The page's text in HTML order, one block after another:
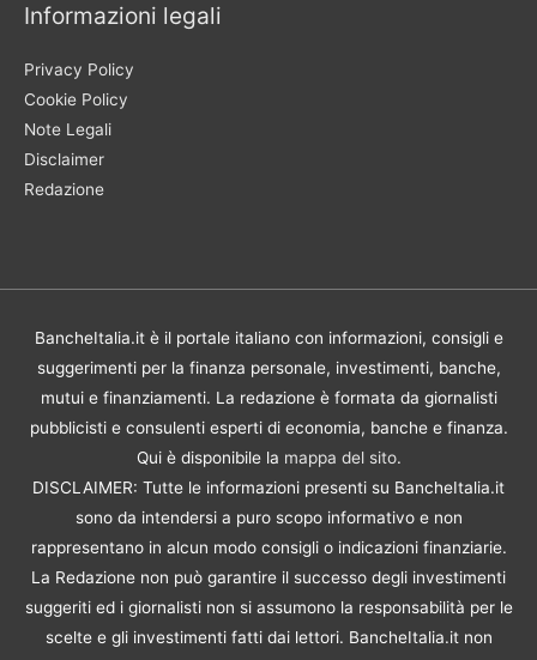
Informazioni legali
Privacy Policy
Cookie Policy
Note Legali
Disclaimer
Redazione
BancheItalia.it è il portale italiano con informazioni, consigli e
suggerimenti per la finanza personale, investimenti, banche,
mutui e finanziamenti. La redazione è formata da giornalisti
pubblicisti e consulenti esperti di economia, banche e finanza.
Qui è disponibile la mappa del sito.
DISCLAIMER: Tutte le informazioni presenti su BancheItalia.it
sono da intendersi a puro scopo informativo e non
rappresentano in alcun modo consigli o indicazioni finanziarie.
La Redazione non può garantire il successo degli investimenti
suggeriti ed i giornalisti non si assumono la responsabilità per le
scelte e gli investimenti fatti dai lettori. BancheItalia.it non